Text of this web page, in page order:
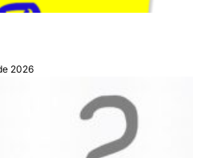
2026